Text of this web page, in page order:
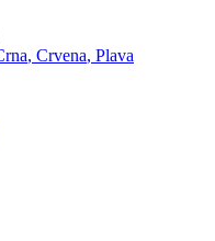
, Crvena, Plava